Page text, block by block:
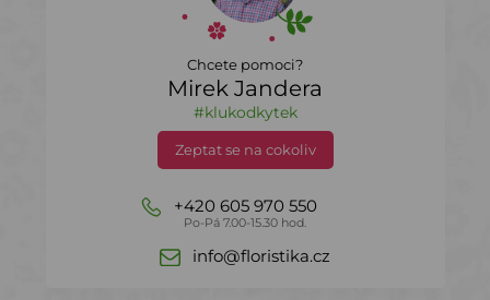
Chcete pomoci?
Mirek Jandera
#klukodkytek
Zeptat se na cokoliv
+420 605 970 550
Po-Pá 7.00-15.30 hod.
info@floristika.cz